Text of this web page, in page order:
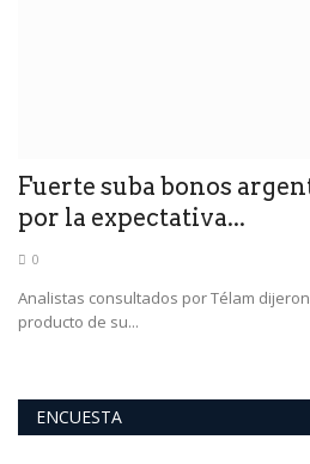
Fuerte suba bonos
por la expectativa...
0
Analistas consultados por Télam
producto de su...
ENCUESTA